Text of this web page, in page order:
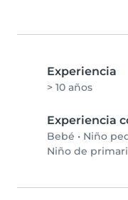
Experiencia
> 10 años
Experiencia
Bebé • Niño
Niño de